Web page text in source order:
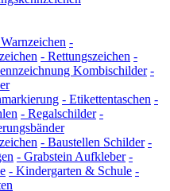
Warnzeichen -
- Rettungszeichen -
Kombischilder -
- Etikettentaschen -
- Regalschilder -
- Baustellen Schilder -
- Grabstein Aufkleber -
- Kindergarten & Schule -